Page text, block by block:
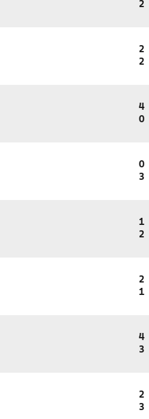
2
2
2
4
0
0
3
1
2
2
1
4
3
2
3